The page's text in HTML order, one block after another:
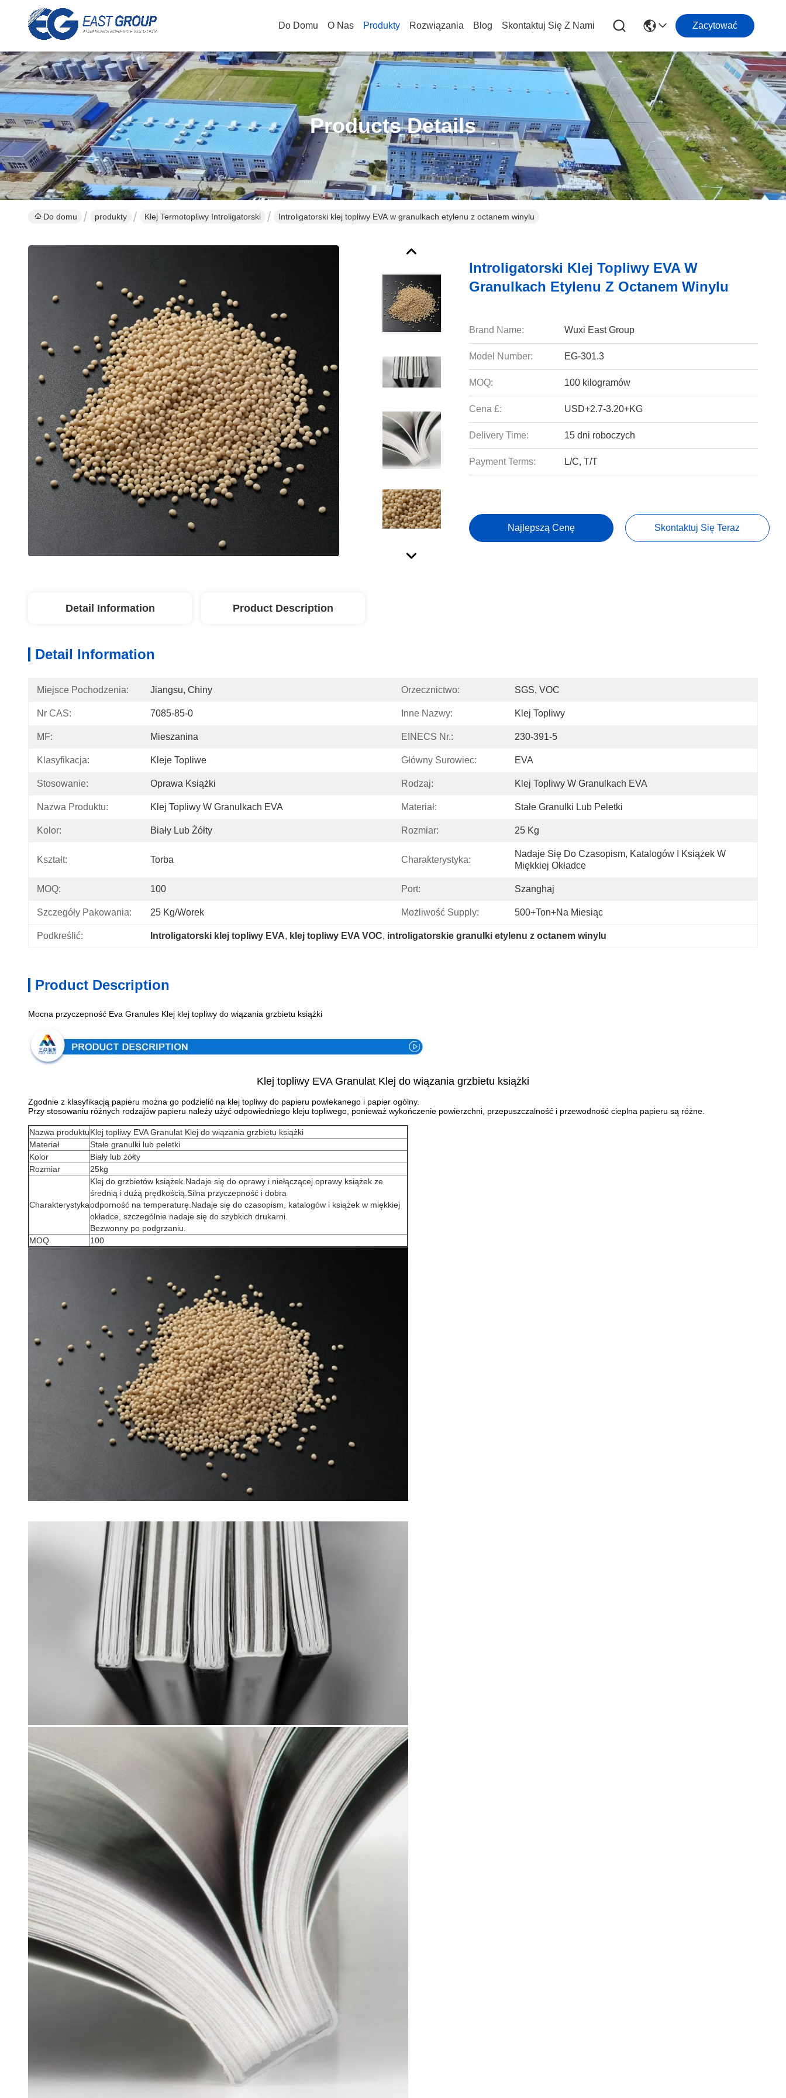
Do Domu O Nas Produkty Rozwiązania Blog Skontaktuj Się Z Nami Zacytować
Products Details
Do domu produkty Klej Termotopliwy Introligatorski Introligatorski klej topliwy EVA w granulkach etylenu z octanem winylu
Introligatorski Klej Topliwy EVA W
Granulkach Etylenu Z Octanem Winylu
Brand Name: Wuxi East Group
Model Number: EG-301.3
MOQ: 100 kilogramów
Cena £: USD+2.7-3.20+KG
Delivery Time: 15 dni roboczych
Payment Terms: L/C, T/T
Najlepszą Cenę Skontaktuj Się Teraz
Detail Information Product Description
Detail Information
Miejsce Pochodzenia: Jiangsu, Chiny Orzecznictwo: SGS, VOC
Nr CAS: 7085-85-0 Inne Nazwy: Klej Topliwy
MF: Mieszanina EINECS Nr.: 230-391-5
Klasyfikacja: Kleje Topliwe Główny Surowiec: EVA
Stosowanie: Oprawa Książki Rodzaj: Klej Topliwy W Granulkach EVA
Nazwa Produktu: Klej Topliwy W Granulkach EVA Materiał: Stałe Granulki Lub Peletki
Kolor: Biały Lub Żółty Rozmiar: 25 Kg
Kształt: Torba Charakterystyka:
Nadaje Się Do Czasopism, Katalogów I Książek W
Miękkiej Okładce
MOQ: 100 Port: Szanghaj
Szczegóły Pakowania: 25 Kg/worek Możliwość Supply: 500+Ton+na Miesiąc
Podkreślić: Introligatorski klej topliwy EVA, klej topliwy EVA VOC, introligatorskie granulki etylenu z octanem winylu
Product Description
Mocna przyczepność Eva Granules Klej klej topliwy do wiązania grzbietu książki
Klej topliwy EVA Granulat Klej do wiązania grzbietu książki
Zgodnie z klasyfikacją papieru można go podzielić na klej topliwy do papieru powlekanego i papier ogólny.
Przy stosowaniu różnych rodzajów papieru należy użyć odpowiedniego kleju topliwego, ponieważ wykończenie powierzchni, przepuszczalność i przewodność cieplna papieru są różne.
Nazwa produktuKlej topliwy EVA Granulat Klej do wiązania grzbietu książki
Materiał
Stałe granulki lub peletki
Kolor
Biały lub żółty
Rozmiar
25kg
Charakterystyka
Klej do grzbietów książek.Nadaje się do oprawy i niełączącej oprawy książek ze
średnią i dużą prędkością.Silna przyczepność i dobra
odporność na temperaturę.Nadaje się do czasopism, katalogów i książek w miękkiej
okładce, szczególnie nadaje się do szybkich drukarni.
Bezwonny po podgrzaniu.
MOQ
100